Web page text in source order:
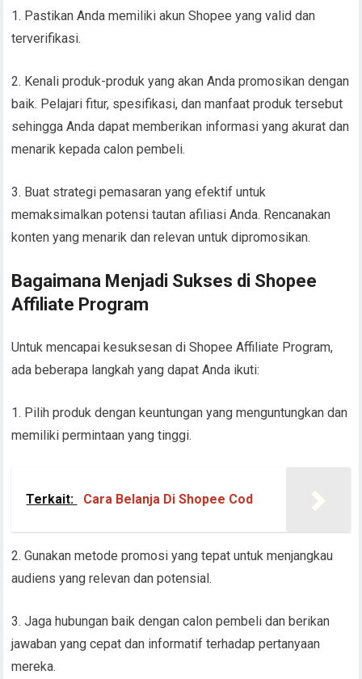
1. Pastikan Anda memiliki akun Shopee yang valid dan
terverifikasi.
2. Kenali produk-produk yang akan Anda promosikan dengan
baik. Pelajari fitur, spesifikasi, dan manfaat produk tersebut
sehingga Anda dapat memberikan informasi yang akurat dan
menarik kepada calon pembeli.
3. Buat strategi pemasaran yang efektif untuk
memaksimalkan potensi tautan afiliasi Anda. Rencanakan
konten yang menarik dan relevan untuk dipromosikan.
Bagaimana Menjadi Sukses di Shopee
Affiliate Program
Untuk mencapai kesuksesan di Shopee Affiliate Program,
ada beberapa langkah yang dapat Anda ikuti:
1. Pilih produk dengan keuntungan yang menguntungkan dan
memiliki permintaan yang tinggi.
Terkait: Cara Belanja Di Shopee Cod
2. Gunakan metode promosi yang tepat untuk menjangkau
audiens yang relevan dan potensial.
3. Jaga hubungan baik dengan calon pembeli dan berikan
jawaban yang cepat dan informatif terhadap pertanyaan
mereka.